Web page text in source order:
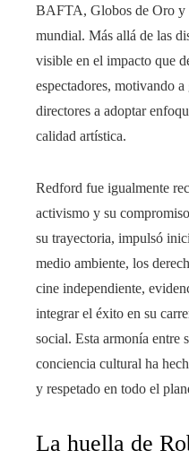
BAFTA, Globos de Oro y
mundial. Más allá de las
visible en el impacto que
espectadores, motivando
directores a adoptar
calidad artística.
Redford fue igualmente
activismo y su
su trayectoria, impulsó
medio ambiente, los
cine independiente,
integrar el éxito en su
social. Esta armonía entre
conciencia cultural ha
y respetado en todo el
La huella de